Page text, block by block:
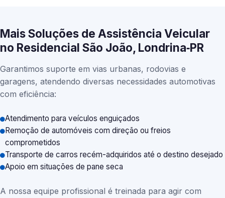
Mais Soluções de Assistência Veicular
no Residencial São João, Londrina‑PR
Garantimos suporte em vias urbanas, rodovias e
garagens, atendendo diversas necessidades automotivas
com eficiência:
Atendimento para veículos enguiçados
Remoção de automóveis com direção ou freios
comprometidos
Transporte de carros recém-adquiridos até o destino desejado
Apoio em situações de pane seca
A nossa equipe profissional é treinada para agir com